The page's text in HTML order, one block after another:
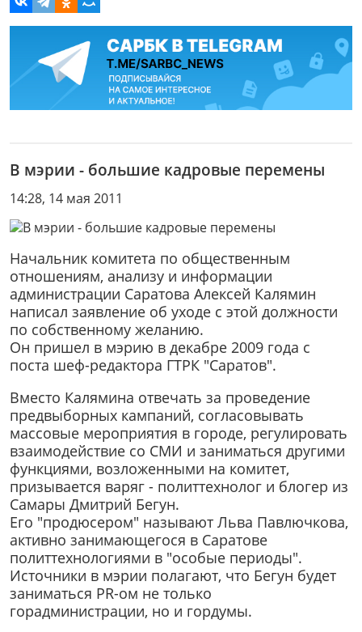
В мэрии - большие кадровые перемены
14:28, 14 мая 2011
Начальник комитета по общественным
отношениям, анализу и информации
администрации Саратова Алексей Калямин
написал заявление об уходе с этой должности
по собственному желанию.
Он пришел в мэрию в декабре 2009 года с
поста шеф-редактора ГТРК "Саратов".
Вместо Калямина отвечать за проведение
предвыборных кампаний, согласовывать
массовые мероприятия в городе, регулировать
взаимодействие со СМИ и заниматься другими
функциями, возложенными на комитет,
призывается варяг - политтехнолог и блогер из
Самары Дмитрий Бегун.
Его "продюсером" называют Льва Павлючкова,
активно занимающегося в Саратове
политтехнологиями в "особые периоды".
Источники в мэрии полагают, что Бегун будет
заниматься PR-ом не только
горадминистрации, но и гордумы.